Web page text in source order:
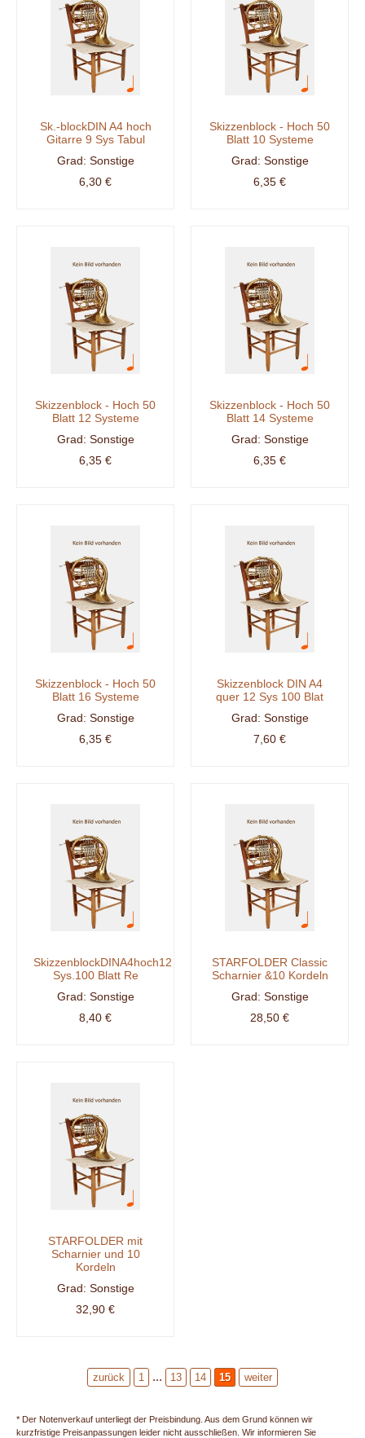
Sk.-blockDIN A4 hoch
Gitarre 9 Sys Tabul
Sonstige
6,30 €
Skizzenblock - Hoch 50
Blatt 10 Systeme
Sonstige
6,35 €
Skizzenblock - Hoch 50
Blatt 12 Systeme
Sonstige
6,35 €
Skizzenblock - Hoch 50
Blatt 14 Systeme
Sonstige
6,35 €
Skizzenblock - Hoch 50
Blatt 16 Systeme
Sonstige
6,35 €
Skizzenblock DIN A4
quer 12 Sys 100 Blat
Sonstige
7,60 €
SkizzenblockDINA4hoch12
Sys.100 Blatt Re
Sonstige
8,40 €
STARFOLDER Classic
Scharnier &10 Kordeln
Sonstige
28,50 €
STARFOLDER mit
Scharnier und 10
Kordeln
Sonstige
32,90 €
zurück 1 ... 13 14 15 weiter
* Der Notenverkauf unterliegt der Preisbindung. Aus dem Grund können wir
kurzfristige Preisanpassungen leider nicht ausschließen. Wir informieren Sie